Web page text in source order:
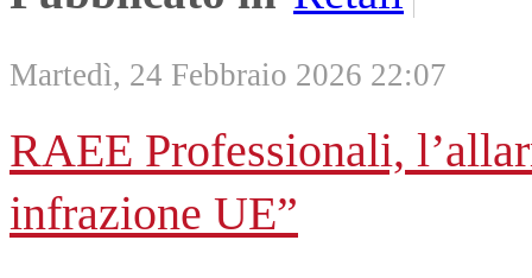
Martedì, 24 Febbraio 2026 22:07
RAEE Professionali,
infrazione UE”